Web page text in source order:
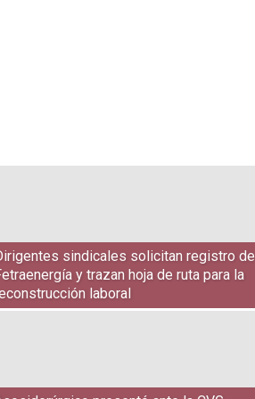
sindicales solicitan registro de
y trazan hoja de ruta para la
laboral